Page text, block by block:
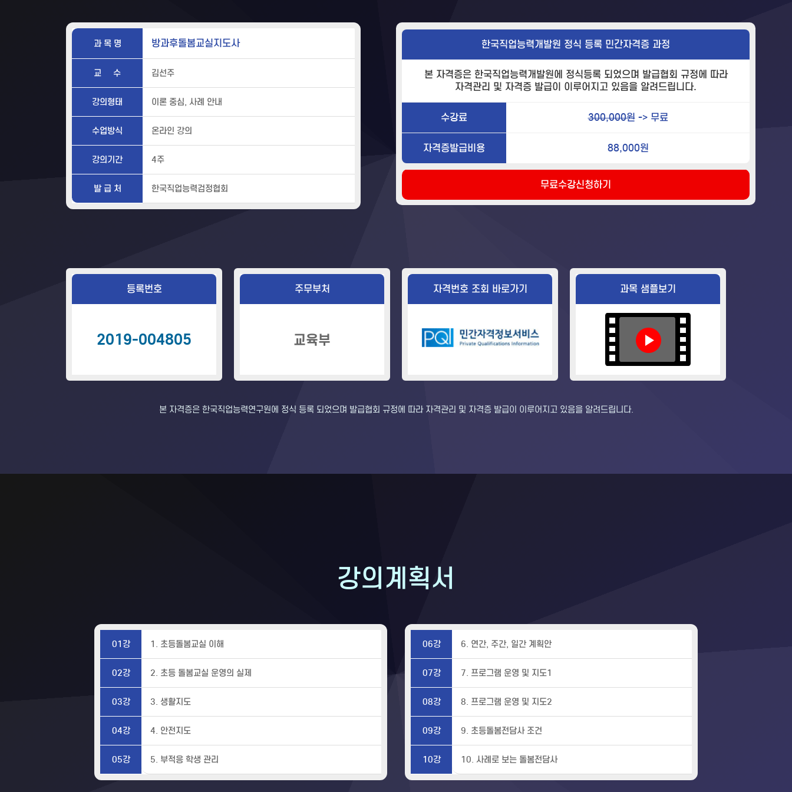
과 목 명 방과후돌봄교실지도사
교 수 김선주
강의형태 이론 중심, 사례 안내
수업방식 온라인 강의
강의기간 4주
발 급 처 한국직업능력검정협회
한국직업능력개발원 정식 등록 민간자격증 과정
본 자격증은 한국직업능력개발원에 정식등록 되었으며 발급협회 규정에 따라
자격관리 및 자격증 발급이 이루어지고 있음을 알려드립니다.
수강료 300,000원-> 무료
자격증발급비용 88,000원
무료수강신청하기
등록번호
2019-004805
주무부처
교육부
자격번호 조회 바로가기 과목 샘플보기
본 자격증은 한국직업능력연구원에 정식 등록 되었으며 발급협회 규정에 따라 자격관리 및 자격증 발급이 이루어지고 있음을 알려드립니다.
강의계획서
01강 1. 초등돌봄교실 이해
02강 2. 초등 돌봄교실 운영의 실제
03강 3. 생활지도
04강 4. 안전지도
05강 5. 부적응 학생 관리
06강 6. 연간, 주간, 일간 계획안
07강 7. 프로그램 운영 및 지도1
08강 8. 프로그램 운영 및 지도2
09강 9. 초등돌봄전담사 조건
10강 10. 사례로 보는 돌봄전담사